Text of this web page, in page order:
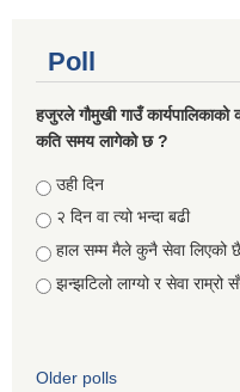
Poll
हजुरले गौमुखी गाउँ कार्यपालिकाको
कति समय लागेको छ ?
Choices
उही दिन
२ दिन वा त्यो भन्दा बढी
हाल सम्म मैले कुनै सेवा लिएको
झन्झटिलो लाग्यो र सेवा राम्रो
Older polls